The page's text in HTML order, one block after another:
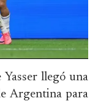
llegó una
Argentina para